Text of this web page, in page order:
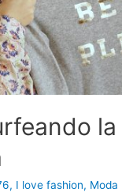
la
, I love fashion, Moda